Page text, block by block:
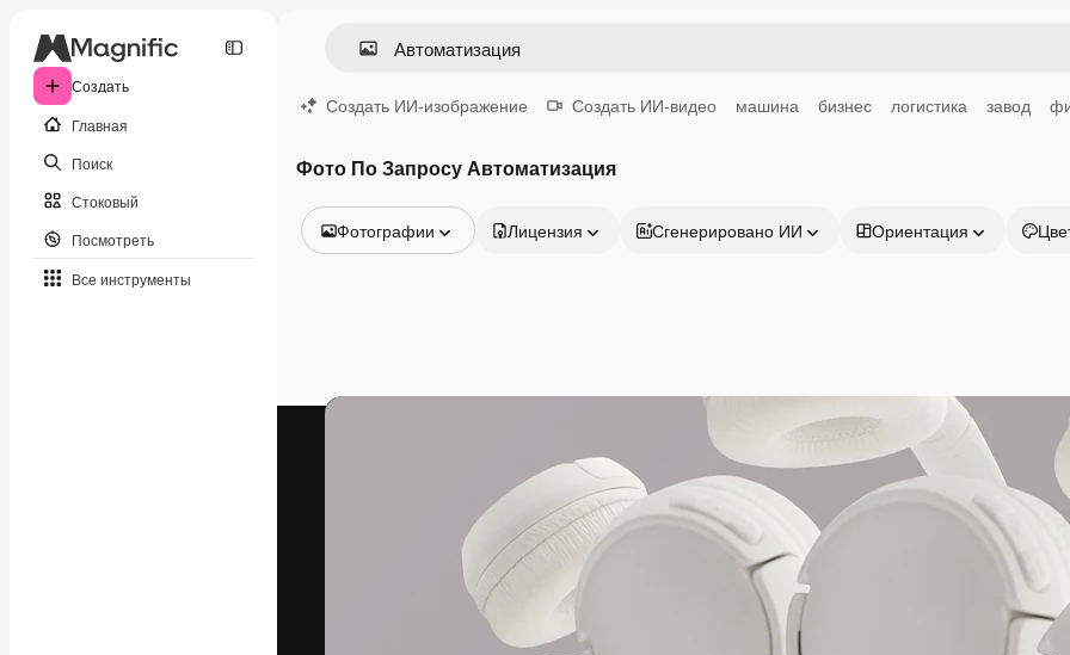
Создать
Главная
Поиск
Стоковый
Посмотреть
Все инструменты
Создать ИИ-изображение Создать ИИ-видео машина бизнес логистика завод
Фото По Запросу Автоматизация
Фотографии
Видео
Лицензия Сгенерировано ИИ Ориентация
Креативная платформа для создания
ваших лучших работ. Более 1 миллиона
подписчиков среди креаторов,
предприятий, агентств и студий.
Продукция
Spaces
ИИ-помощник
Генератор
изображений ИИ
Начать
Academy
Документация по
Пакету ИИ